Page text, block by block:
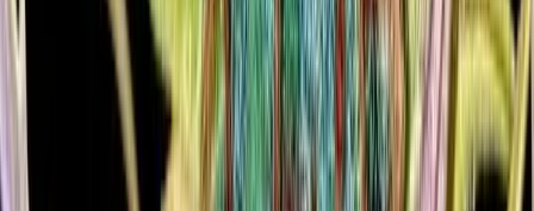
Strains Sativa Strains Indica Strains Hybrid Strains
Standorte